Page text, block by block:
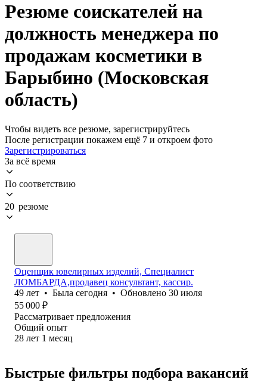
Резюме соискателей на
должность менеджера по
продажам косметики в
Барыбино (Московская
область)
Чтобы видеть все резюме, зарегистрируйтесь
После регистрации покажем ещё 7 и откроем фото
Зарегистрироваться
За всё время
По соответствию
20 резюме
Оценщик ювелирных изделий, Специалист
ЛОМБАРДА,продавец консультант, кассир.
49 лет • Была сегодня • Обновлено 30 июля
55 000 ₽
Рассматривает предложения
Общий опыт
28 лет 1 месяц
Быстрые фильтры подбора вакансий